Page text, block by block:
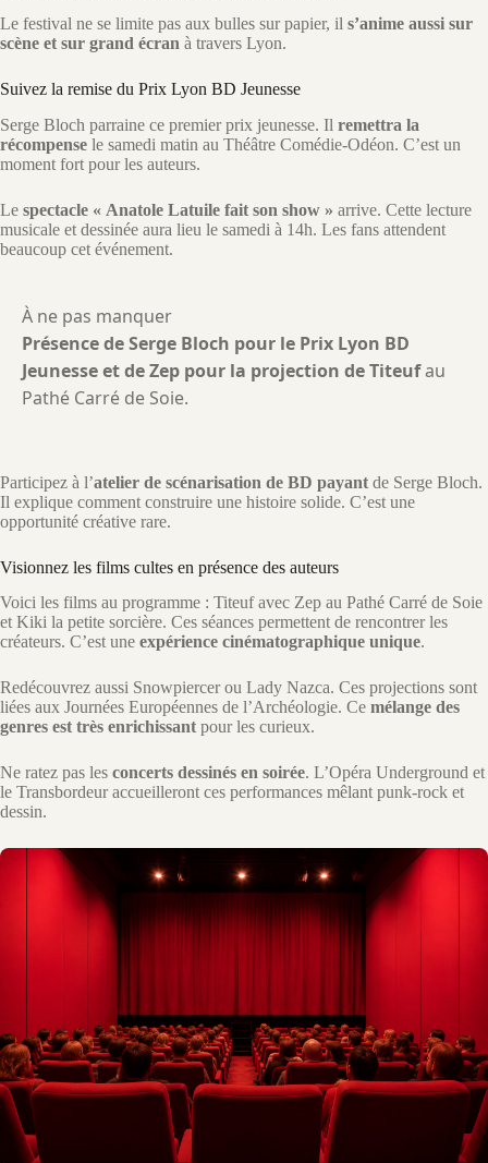
Le festival ne se limite pas aux bulles sur papier, il s’anime aussi sur
scène et sur grand écran à travers Lyon.
Suivez la remise du Prix Lyon BD Jeunesse
Serge Bloch parraine ce premier prix jeunesse. Il remettra la
récompense le samedi matin au Théâtre Comédie-Odéon. C’est un
moment fort pour les auteurs.
Le spectacle « Anatole Latuile fait son show » arrive. Cette lecture
musicale et dessinée aura lieu le samedi à 14h. Les fans attendent
beaucoup cet événement.
À ne pas manquer
Présence de Serge Bloch pour le Prix Lyon BD
Jeunesse et de Zep pour la projection de Titeufau
Pathé Carré de Soie.
Participez à l’atelier de scénarisation de BD payant de Serge Bloch.
Il explique comment construire une histoire solide. C’est une
opportunité créative rare.
Visionnez les films cultes en présence des auteurs
Voici les films au programme : Titeuf avec Zep au Pathé Carré de Soie
et Kiki la petite sorcière. Ces séances permettent de rencontrer les
créateurs. C’est une expérience cinématographique unique.
Redécouvrez aussi Snowpiercer ou Lady Nazca. Ces projections sont
liées aux Journées Européennes de l’Archéologie. Ce mélange des
genres est très enrichissant pour les curieux.
Ne ratez pas les concerts dessinés en soirée. L’Opéra Underground et
le Transbordeur accueilleront ces performances mêlant punk-rock et
dessin.